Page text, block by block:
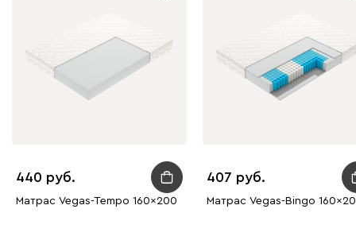
440
Матрас Vegas-Tempo 160x200
407
Матрас Vegas-Bingo